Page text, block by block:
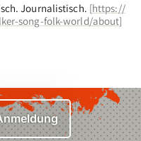
Journalistisch. [https://
song-folk-world/about]